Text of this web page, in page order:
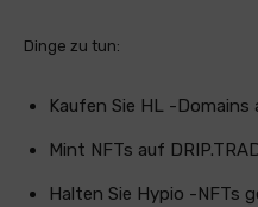
Dinge zu tun:
Kaufen Sie HL -Domains
Mint NFTs auf
Halten Sie Hypio -NFTs